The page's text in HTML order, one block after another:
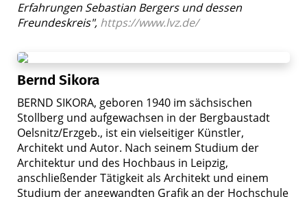
Erfahrungen Sebastian Bergers und dessen
Freundeskreis", https://www.lvz.de/
Bernd Sikora
BERND SIKORA, geboren 1940 im sächsischen
Stollberg und aufgewachsen in der Bergbaustadt
Oelsnitz/Erzgeb., ist ein vielseitiger Künstler,
Architekt und Autor. Nach seinem Studium der
Architektur und des Hochbaus in Leipzig,
anschließender Tätigkeit als Architekt und einem
Studium der angewandten Grafik an der Hochschule